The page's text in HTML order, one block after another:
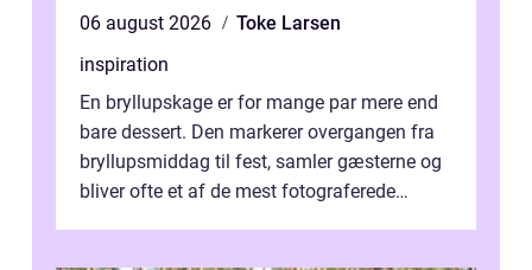
06 august 2026
Toke Larsen
inspiration
En bryllupskage er for mange par mere end
bare dessert. Den markerer overgangen fra
bryllupsmiddag til fest, samler gæsterne og
bliver ofte et af de mest fotograferede